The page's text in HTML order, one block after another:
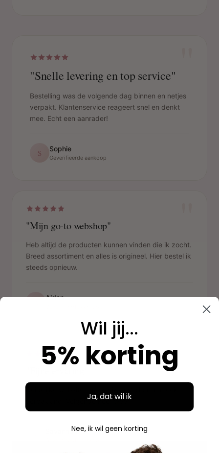
"Snelle levering en top service"
Bestelling was de volgende dag binnen en netjes
verpakt. Klantenservice reageert snel en denkt
mee. Echt een aanrader!
S Sophie
Geverifieerde aankoop
"Mijn go-to webshop"
Heb altijd de producten kunnen vinden die ik zocht.
Breed assortiment en alles is origineel. Hier bestel ik
steeds opnieuw.
Aidan
verpakking. Volgende keer weer.
Savannah
Wil jij...
5% korting
Ja, dat wil ik
Nee, ik wil geen korting